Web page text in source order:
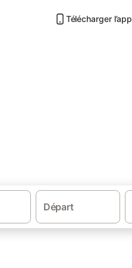
Télécharger l’app
Départ